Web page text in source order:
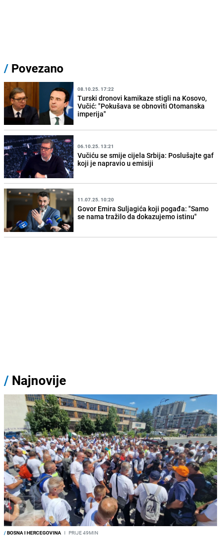
/ Povezano
08.10.25. 17:22
Turski dronovi kamikaze stigli na Kosovo,
Vučić: "Pokušava se obnoviti Otomanska
imperija"
06.10.25. 13:21
Vučiću se smije cijela Srbija: Poslušajte gaf
koji je napravio u emisiji
11.07.25. 10:20
Govor Emira Suljagića koji pogađa: "Samo
se nama tražilo da dokazujemo istinu"
/ Najnovije
/BOSNA I HERCEGOVINA I PRIJE 49MIN